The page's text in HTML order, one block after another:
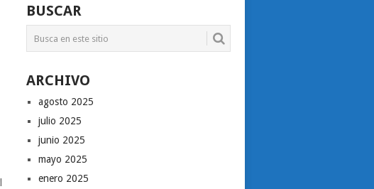
BUSCAR
ARCHIVO
agosto 2025
julio 2025
junio 2025
mayo 2025
enero 2025